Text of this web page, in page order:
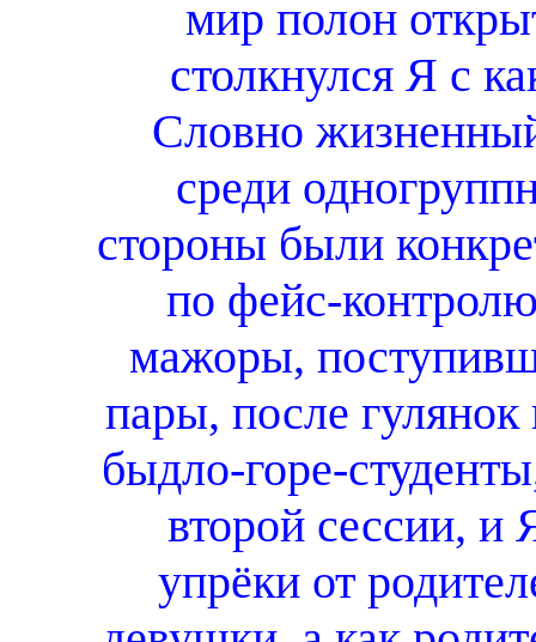
мир полон
столкнулся Я с
Словно
среди
стороны были
по фейс-
мажоры,
пары, после
быдло-горе-
второй сессии,
упрёки от